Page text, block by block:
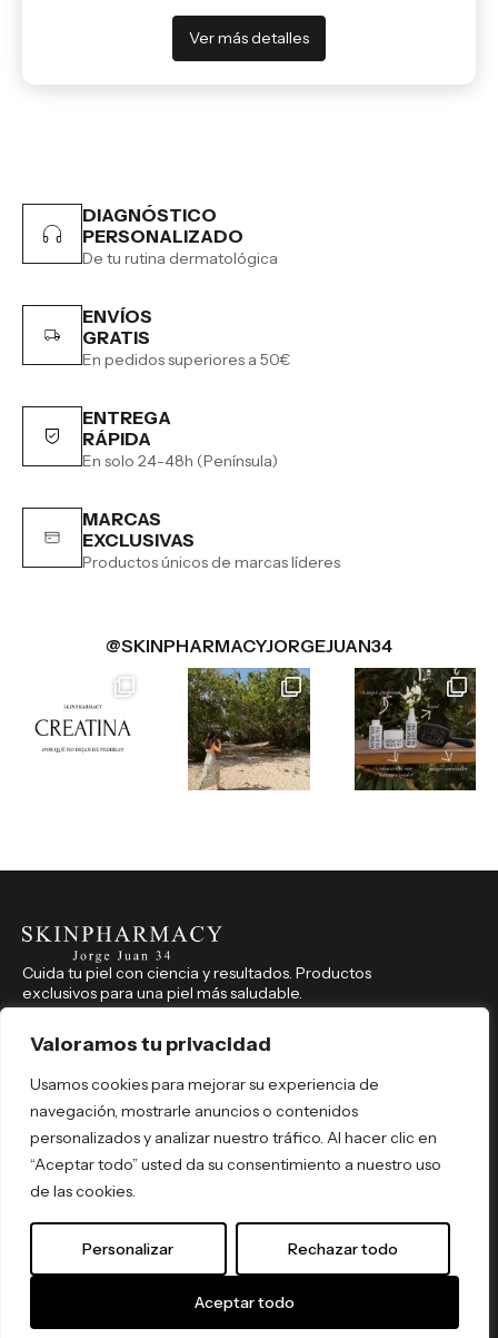
Valoramos tu privacidad
Usamos cookies para mejorar su experiencia de
navegación, mostrarle anuncios o contenidos
personalizados y analizar nuestro tráfico. Al hacer clic en
“Aceptar todo” usted da su consentimiento a nuestro uso
de las cookies.
Personalizar Rechazar todo
Aceptar todo
Ver más detalles
DIAGNÓSTICO
PERSONALIZADO
De tu rutina dermatológica
ENVÍOS
GRATIS
En pedidos superiores a 50€
ENTREGA
RÁPIDA
En solo 24-48h (Península)
MARCAS
EXCLUSIVAS
Productos únicos de marcas líderes
@SKINPHARMACYJORGEJUAN34
Cuida tu piel con ciencia y resultados. Productos
exclusivos para una piel más saludable.
914 350 541
Jorge Juan, 34, Madrid (Madrid), 28001
REDES SOCIALES
skinpharmacyjorgejuan34
skinpharmacyjorgejuan34
Por necesidad
Política de Privacidad
© 2026 Skin Pharmacy. Todos los
derechos reservados. By